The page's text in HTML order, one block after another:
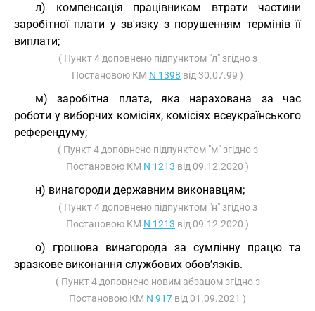
л) компенсація працівникам втрати частини
заробітної плати у зв'язку з порушенням термінів її
виплати;
( Пункт 4 доповнено підпунктом "л" згідно з
Постановою КМ N 1398 від 30.07.99 )
м) заробітна плата, яка нарахована за час
роботи у виборчих комісіях, комісіях всеукраїнського
референдуму;
( Пункт 4 доповнено підпунктом "м" згідно з
Постановою КМ N 1213 від 09.12.2020 )
н) винагороди державним виконавцям;
( Пункт 4 доповнено підпунктом "н" згідно з
Постановою КМ N 1213 від 09.12.2020 )
о) грошова винагорода за сумлінну працю та
зразкове виконання службових обов’язків.
( Пункт 4 доповнено новим абзацом згідно з
Постановою КМ N 917 від 01.09.2021 )